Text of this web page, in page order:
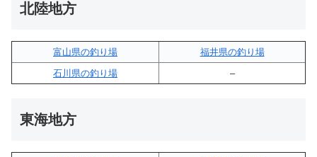
北陸地方
富山県の釣り場
福井県の釣り場
石川県の釣り場
–
東海地方